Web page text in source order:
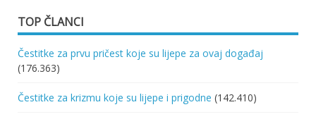
TOP ČLANCI
Čestitke za prvu pričest koje su lijepe za ovaj događaj
(176.363)
Čestitke za krizmu koje su lijepe i prigodne (142.410)